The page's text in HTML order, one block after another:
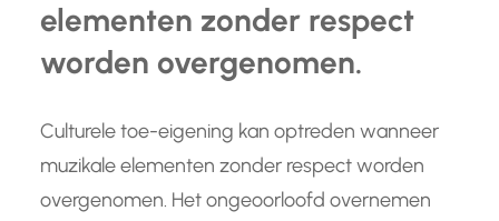
elementen zonder respect
worden overgenomen.
Culturele toe-eigening kan optreden wanneer
muzikale elementen zonder respect worden
overgenomen. Het ongeoorloofd overnemen